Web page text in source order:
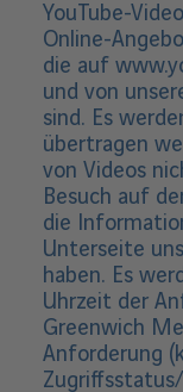
YouTube-
Online-
die auf
und von
sind. Es
übertragen
von Videos
Besuch auf
die
Unterseite
haben. Es
Uhrzeit der
Greenwich
Anforderung